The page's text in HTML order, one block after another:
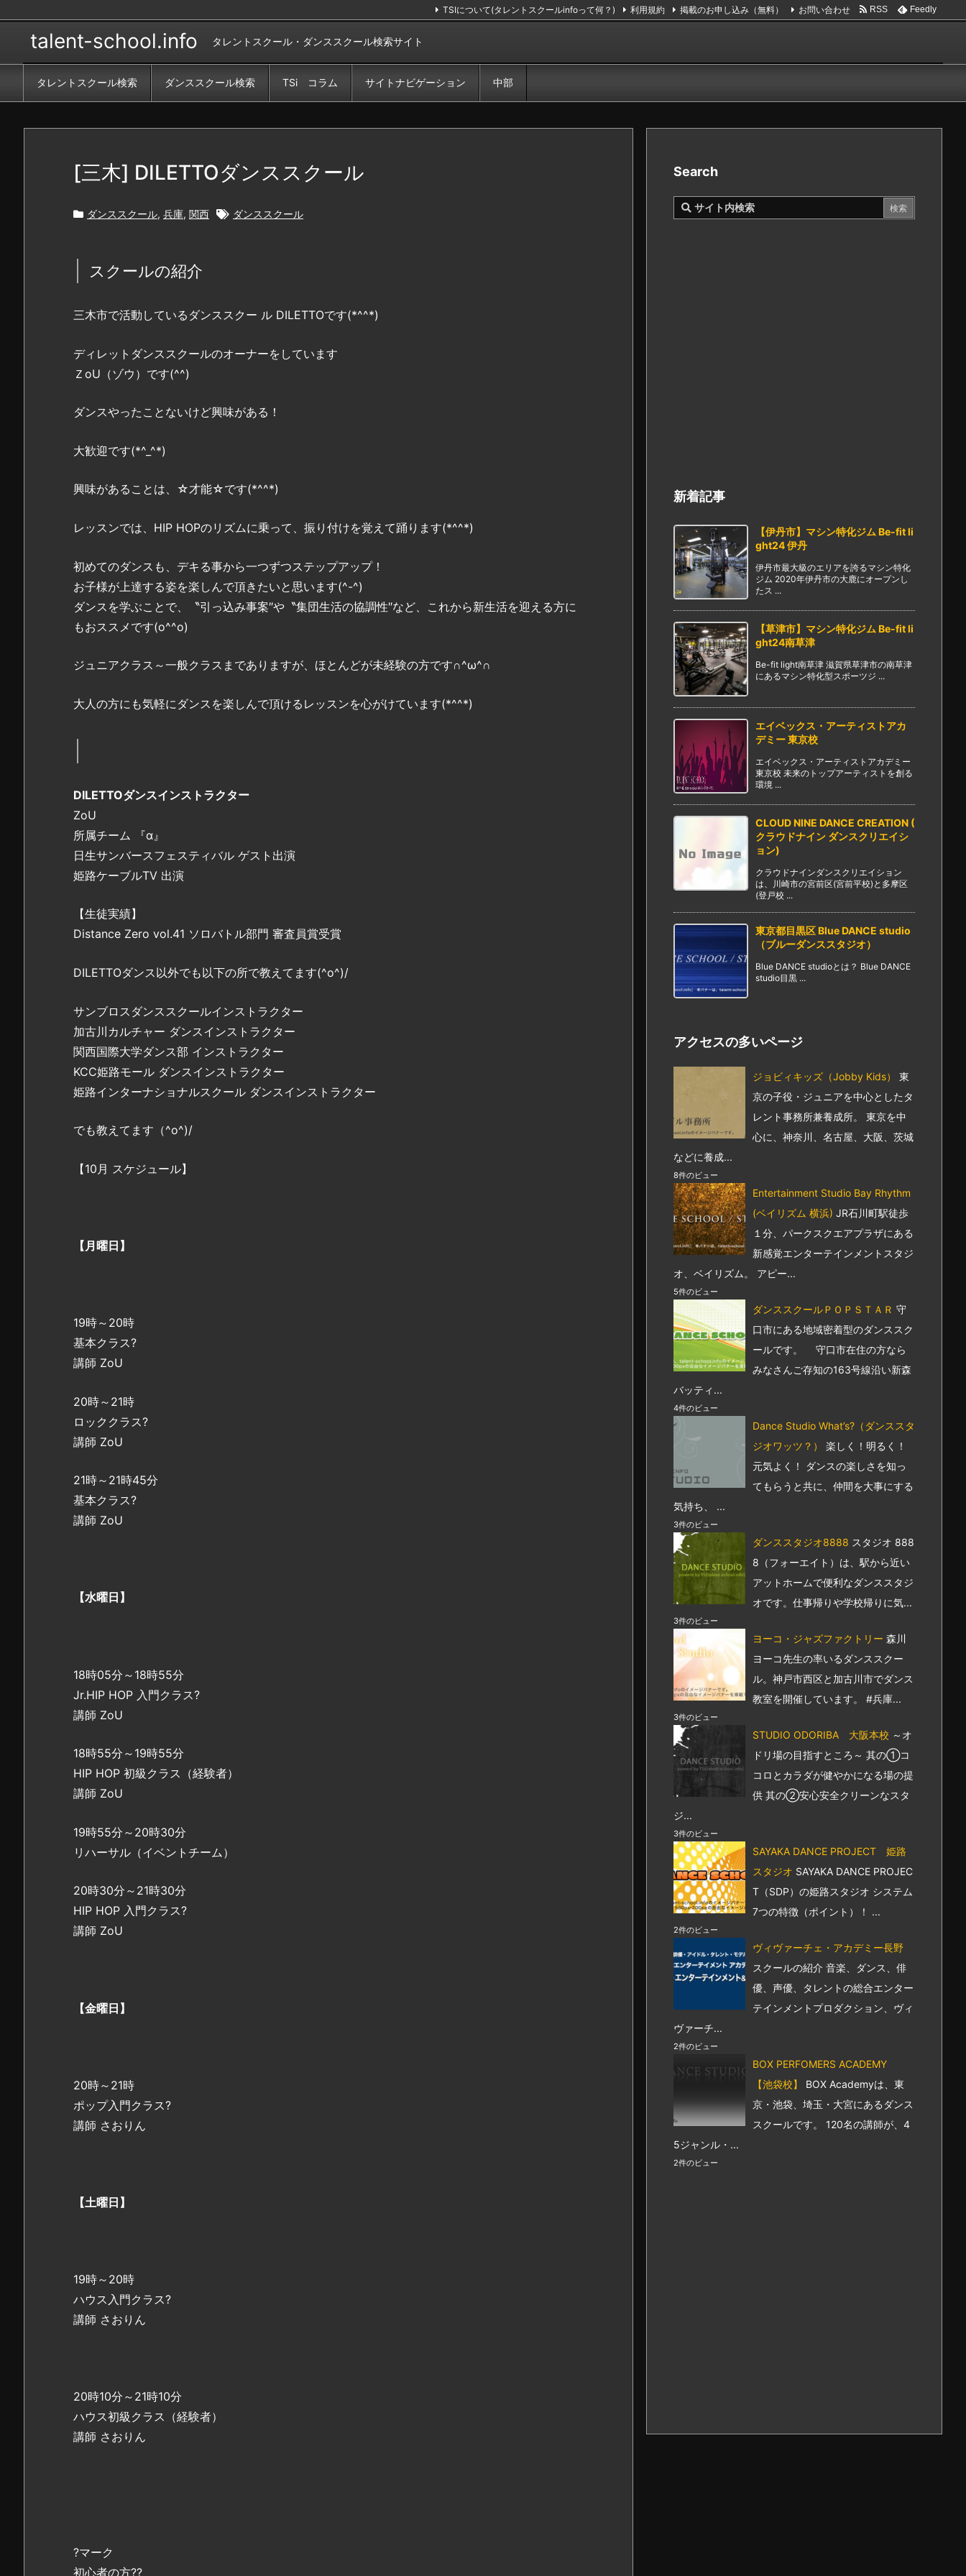
talent-school.info タレントスクール・ダンススクール検索サイト
タレントスクール検索 ダンススクール検索 TSi コラム サイトナビゲーション 中部
TSIについて(タレントスクールinfoって何？) 利用規約 掲載のお申し込み（無料） お問い合わせ RSS Feedly
[三木] DILETTOダンススクール
ダンススクール, 兵庫, 関西 ダンススクール
スクールの紹介
三木市で活動しているダンススクー ル DILETTOです(*^^*)
ディレットダンススクールのオーナーをしています
ＺoU（ゾウ）です(^^)
ダンスやったことないけど興味がある！
大歓迎です(*^_^*)
興味があることは、☆才能☆です(*^^*)
レッスンでは、HIP HOPのリズムに乗って、振り付けを覚えて踊ります(*^^*)
初めてのダンスも、デキる事から一つずつステップアップ！
お子様が上達する姿を楽しんで頂きたいと思います(^-^)
ダンスを学ぶことで、〝引っ込み事案″や〝集団生活の協調性″など、これから新生活を迎える方に
もおススメです(o^^o)
ジュニアクラス～一般クラスまでありますが、ほとんどが未経験の方です∩^ω^∩
大人の方にも気軽にダンスを楽しんで頂けるレッスンを心がけています(*^^*)
DILETTOダンスインストラクター
ZoU
所属チーム 『α』
日生サンバースフェスティバル ゲスト出演
姫路ケーブルTV 出演
【生徒実績】
Distance Zero vol.41 ソロバトル部門 審査員賞受賞
DILETTOダンス以外でも以下の所で教えてます(^o^)/
サンブロスダンススクールインストラクター
加古川カルチャー ダンスインストラクター
関西国際大学ダンス部 インストラクター
KCC姫路モール ダンスインストラクター
姫路インターナショナルスクール ダンスインストラクター
でも教えてます（^o^)/
【10月 スケジュール】
【月曜日】
19時～20時
基本クラス?
講師 ZoU
20時～21時
ロッククラス?
講師 ZoU
21時～21時45分
基本クラス?
講師 ZoU
【水曜日】
18時05分～18時55分
Jr.HIP HOP 入門クラス?
講師 ZoU
18時55分～19時55分
HIP HOP 初級クラス（経験者）
講師 ZoU
19時55分～20時30分
リハーサル（イベントチーム）
20時30分～21時30分
HIP HOP 入門クラス?
講師 ZoU
【金曜日】
20時～21時
ポップ入門クラス?
講師 さおりん
【土曜日】
19時～20時
ハウス入門クラス?
講師 さおりん
20時10分～21時10分
ハウス初級クラス（経験者）
講師 さおりん
?マーク
初心者の方??
Search
新着記事
【伊丹市】マシン特化ジム Be-fit li
ght24 伊丹
伊丹市最大級のエリアを誇るマシン特化
ジム 2020年伊丹市の大鹿にオープンし
たス ...
【草津市】マシン特化ジム Be-fit li
ght24南草津
Be-fit light南草津 滋賀県草津市の南草津
にあるマシン特化型スポーツジ ...
エイベックス・アーティストアカ
デミー 東京校
エイベックス・アーティストアカデミー
東京校 未来のトップアーティストを創る
環境 ...
CLOUD NINE DANCE CREATION (
クラウドナイン ダンスクリエイシ
ョン)
クラウドナインダンスクリエイション
は、川崎市の宮前区(宮前平校)と多摩区
(登戸校 ...
東京都目黒区 Blue DANCE studio
（ブルーダンススタジオ）
Blue DANCE studioとは？ Blue DANCE
studio目黒 ...
アクセスの多いページ
ジョビィキッズ（Jobby Kids）
東
京の子役・ジュニアを中心としたタ
レント事務所兼養成所。 東京を中
心に、神奈川、名古屋、大阪、茨城
などに養成...
8件のビュー
Entertainment Studio Bay Rhythm
(ベイリズム 横浜) JR石川町駅徒歩
１分、パークスクエアプラザにある
新感覚エンターテインメントスタジ
オ、ベイリズム。 アピー...
5件のビュー
ダンススクールＰＯＰＳＴＡＲ 守
口市にある地域密着型のダンススク
ールです。 守口市在住の方なら
みなさんご存知の163号線沿い新森
バッティ...
4件のビュー
Dance Studio What’s?（ダンススタ
ジオワッツ？）
楽しく！明るく！
元気よく！ ダンスの楽しさを知っ
てもらうと共に、仲間を大事にする
気持ち、 ...
3件のビュー
ダンススタジオ8888 スタジオ 888
8（フォーエイト）は、駅から近い
アットホームで便利なダンススタジ
オです。仕事帰りや学校帰りに気...
3件のビュー
ヨーコ・ジャズファクトリー 森川
ヨーコ先生の率いるダンススクー
ル。神戸市西区と加古川市でダンス
教室を開催しています。 #兵庫...
3件のビュー
STUDIO ODORIBA 大阪本校 ～オ
ドリ場の目指すところ～ 其の①コ
コロとカラダが健やかになる場の提
供 其の②安心安全クリーンなスタ
ジ...
3件のビュー
SAYAKA DANCE PROJECT 姫路
スタジオ SAYAKA DANCE PROJEC
T（SDP）の姫路スタジオ システム
7つの特徴（ポイント）！ ...
2件のビュー
ヴィヴァーチェ・アカデミー長野
スクールの紹介 音楽、ダンス、俳
優、声優、タレントの総合エンター
テインメントプロダクション、ヴィ
ヴァーチ...
2件のビュー
BOX PERFOMERS ACADEMY
【池袋校】
BOX Academyは、東
京・池袋、埼玉・大宮にあるダンス
スクールです。 120名の講師が、4
5ジャンル・...
2件のビュー